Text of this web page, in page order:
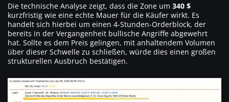
Die technische Analyse zeigt, dass die Zone um 340 $
kurzfristig wie eine echte Mauer für die Käufer wirkt. Es
handelt sich hierbei um einen 4-Stunden-Orderblock, der
bereits in der Vergangenheit bullische Angriffe abgewehrt
hat. Sollte es dem Preis gelingen, mit anhaltendem Volumen
über dieser Schwelle zu schließen, würde dies einen großen
strukturellen Ausbruch bestätigen.